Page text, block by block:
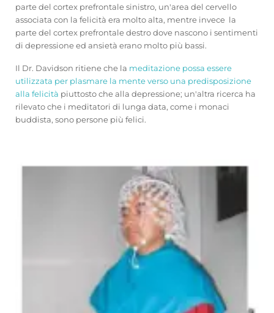
parte del cortex prefrontale sinistro, un'area del cervello
associata con la felicità era molto alta, mentre invece la
parte del cortex prefrontale destro dove nascono i sentimenti
di depressione ed ansietà erano molto più bassi.
Il Dr. Davidson ritiene che la meditazione possa essere
utilizzata per plasmare la mente verso una predisposizione
alla felicità piuttosto che alla depressione; un'altra ricerca ha
rilevato che i meditatori di lunga data, come i monaci
buddista, sono persone più felici.